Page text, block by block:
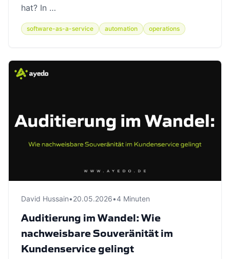
hat? In …
software-as-a-service automation operations
David Hussain•20.05.2026•4 Minuten
Auditierung im Wandel: Wie
nachweisbare Souveränität im
Kundenservice gelingt